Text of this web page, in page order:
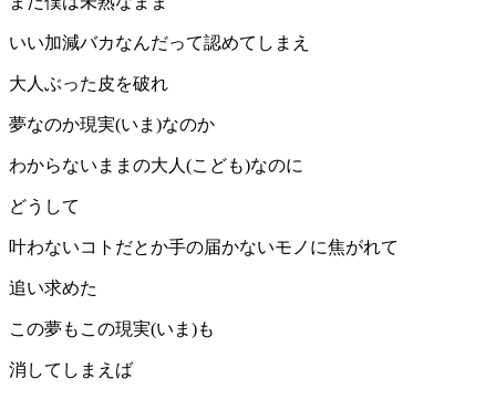
いい加減バカなんだって認めてしまえ
大人ぶった皮を破れ
夢なのか現実(いま)なのか
わからないままの大人(こども)なのに
どうして
叶わないコトだとか手の届かないモノに焦がれて
追い求めた
この夢もこの現実(いま)も
消してしまえば